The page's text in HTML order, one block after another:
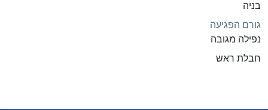
בניה
גורם הפגיעה
נפילה מגובה
חבלת ראש